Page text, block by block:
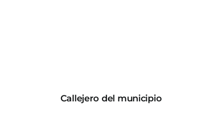
Callejero del municipio